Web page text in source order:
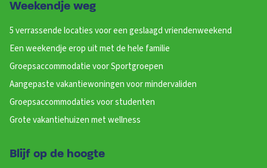
Weekendje weg
5 verrassende locaties voor een geslaagd vriendenweekend
Een weekendje erop uit met de hele familie
Groepsaccommodatie voor Sportgroepen
Aangepaste vakantiewoningen voor mindervaliden
Groepsaccommodaties voor studenten
Grote vakantiehuizen met wellness
Blijf op de hoogte